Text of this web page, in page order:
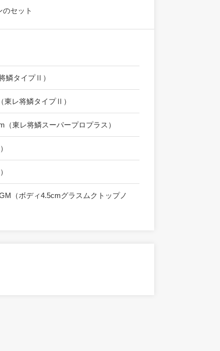
セット
鱗タイプⅡ）
東レ将鱗タイプⅡ）
（東レ将鱗スーパープロプラス）
（ボディ4.5cmグラスムクトップノ